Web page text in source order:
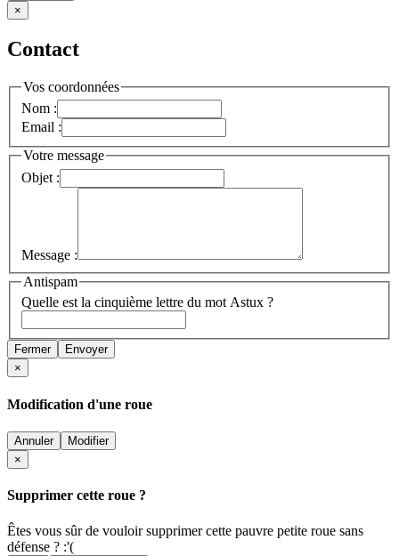
×
Contact
Vos coordonnées
Nom :
Email :
Votre message
Objet :
Message :
Antispam
Quelle est la cinquième lettre du mot Astux ?
Fermer
Envoyer
×
Modification d'une roue
Annuler
Modifier
×
Supprimer cette roue ?
Êtes vous sûr de vouloir supprimer cette pauvre petite roue sans
défense ? :'(